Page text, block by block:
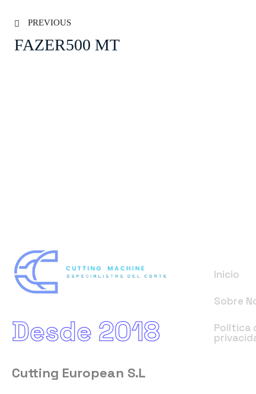
PREVIOUS
FAZER500 MT
Desde 2018
Cutting European S.L
Inicio
Sobre
Política